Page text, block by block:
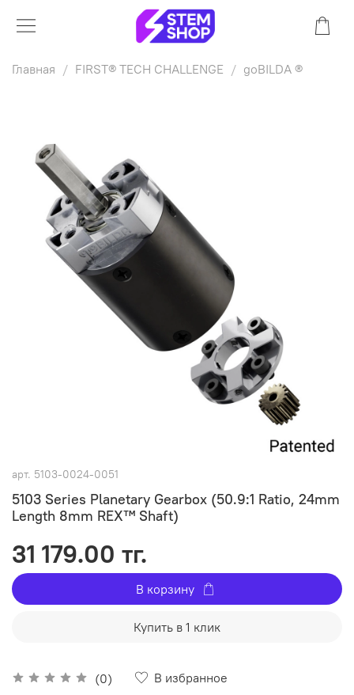
Главная FIRST® TECH CHALLENGE goBILDA ®
арт. 5103-0024-0051
5103 Series Planetary Gearbox (50.9:1 Ratio, 24mm
Length 8mm REX™ Shaft)
(0)
В избранное
31 179.00 тг.
В корзину
Купить в 1 клик